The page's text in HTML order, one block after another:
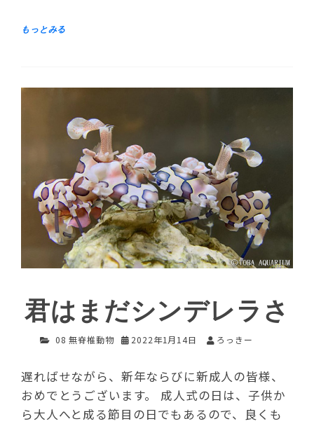
君はまだシンデレラさ
08 無脊椎動物 2022年1月14日 ろっきー
遅ればせながら、新年ならびに新成人の皆様、
おめでとうございます。 成人式の日は、子供か
ら大人へと成る節目の日でもあるので、良くも